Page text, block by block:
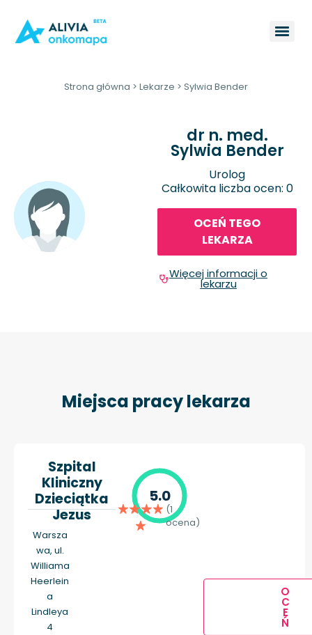
Strona główna > Lekarze > Sylwia Bender
dr n. med.
Sylwia Bender
Urolog
Całkowita liczba ocen: 0
OCEŃ TEGO
LEKARZA
Więcej informacji o
lekarzu
Miejsca pracy lekarza
Szpital
Kliniczny
Dzieciątka
Jezus
Warsza
wa, ul.
Williama
Heerlein
a
Lindleya
4
5.0
(1
ocena)
O
C
E
Ń